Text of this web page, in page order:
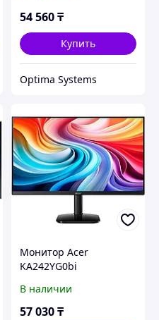
54 560₸
Купить
Optima Systems
Монитор Acer
KA242YG0bi
В наличии
57 030₸